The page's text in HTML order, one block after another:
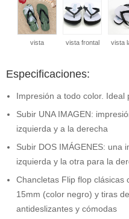
vista vista frontal vista
Especificaciones:
Impresión a todo color.
Subir UNA IMAGEN:
izquierda y a la derecha
Subir DOS IMÁGENES: una
izquierda y la otra para la
Chancletas Flip flop clásicas
15mm (color negro) y tiras
antideslizantes y cómodas